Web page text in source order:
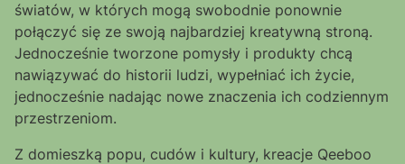
światów, w których mogą swobodnie ponownie
połączyć się ze swoją najbardziej kreatywną stroną.
Jednocześnie tworzone pomysły i produkty chcą
nawiązywać do historii ludzi, wypełniać ich życie,
jednocześnie nadając nowe znaczenia ich codziennym
przestrzeniom.
Z domieszką popu, cudów i kultury, kreacje Qeeboo